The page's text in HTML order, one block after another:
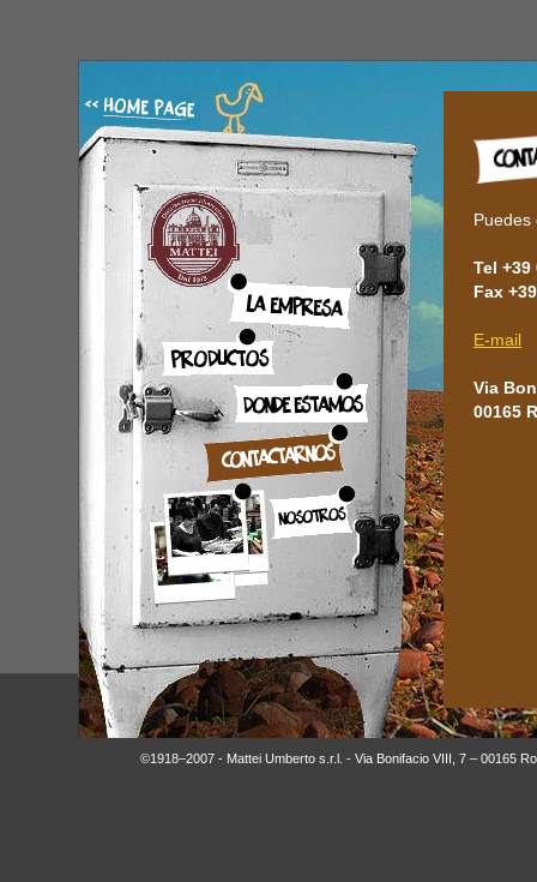
Puedes
Tel +39
Fax
E-mail
Via
00165
©1918–2007 - Mattei Umberto s.r.l. - Via Bonifacio VIII, 7 – 00165